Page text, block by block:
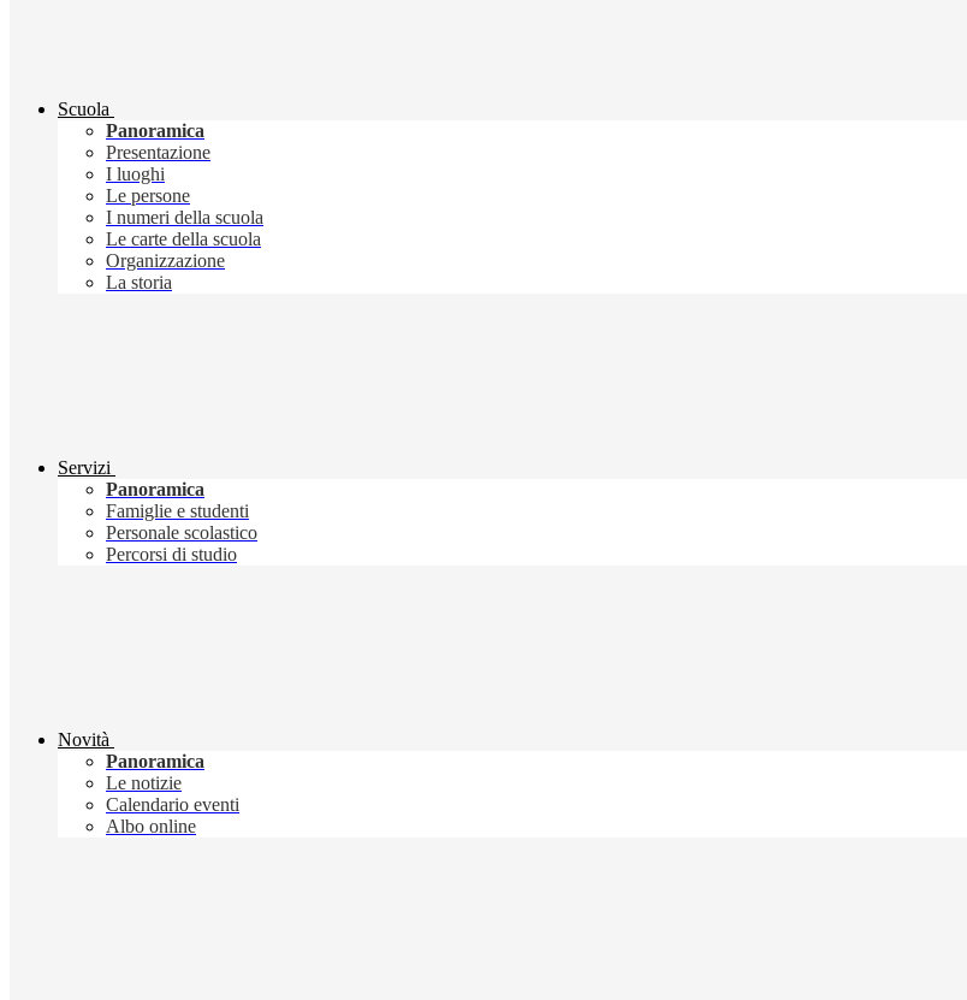
Scuola
Panoramica
Presentazione
I luoghi
Le persone
I numeri della scuola
Le carte della scuola
Organizzazione
La storia
Servizi
Panoramica
Famiglie e studenti
Personale scolastico
Percorsi di studio
Novità
Panoramica
Le notizie
Calendario eventi
Albo online